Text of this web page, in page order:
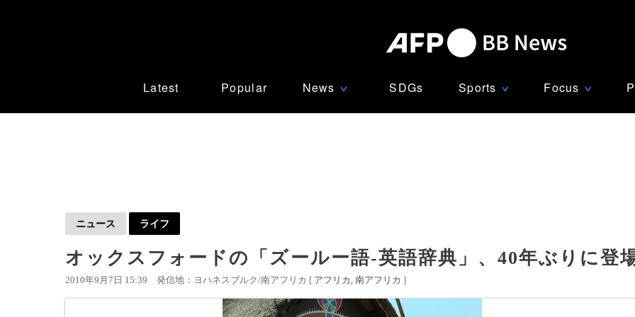
Latest Popular News ∨ SDGs Sports ∨ Focus ∨
ニュース ライフ
オックスフォードの「ズールー語-英語辞典」、40年ぶりに登
2010年9月7日 15:39 発信地：ヨハネスブルク/南アフリカ [ アフリカ 南アフリカ ]